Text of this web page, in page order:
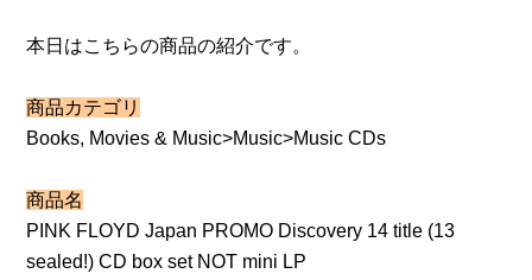
本日はこちらの商品の紹介です。
商品カテゴリ
Books, Movies & Music>Music>Music CDs
商品名
PINK FLOYD Japan PROMO Discovery 14 title (13
sealed!) CD box set NOT mini LP